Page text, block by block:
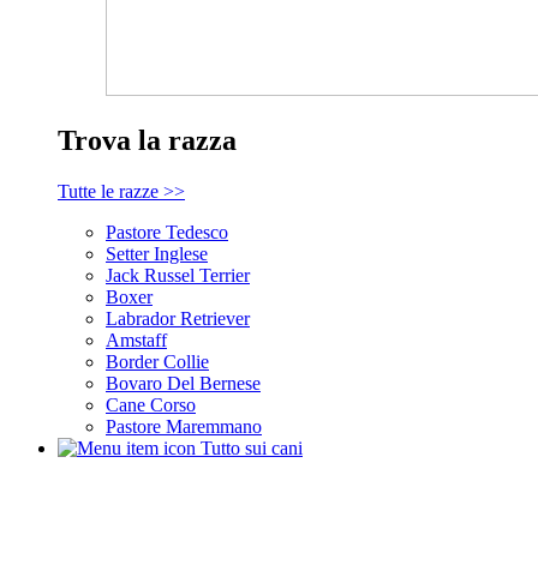
Trova la razza
Tutte le razze >>
Pastore Tedesco
Setter Inglese
Jack Russel Terrier
Boxer
Labrador Retriever
Amstaff
Border Collie
Bovaro Del Bernese
Cane Corso
Pastore Maremmano
Tutto sui cani